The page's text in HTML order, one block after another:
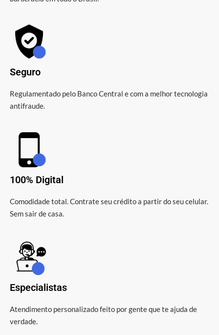
Seguro
Regulamentado pelo Banco Central e com a melhor tecnologia
antifraude.
100% Digital
Comodidade total. Contrate seu crédito a partir do seu celular.
Sem sair de casa.
Especialistas
Atendimento personalizado feito por gente que te ajuda de
verdade.